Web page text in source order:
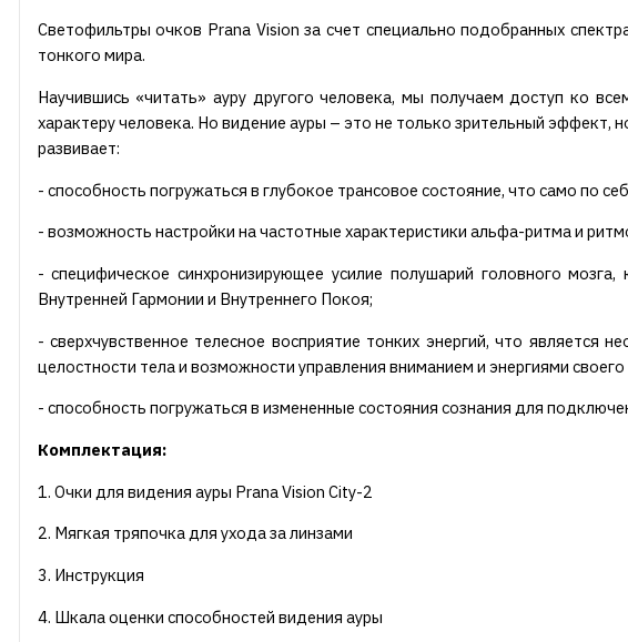
Светофильтры очков Prana Vision за счет специально подобранных
тонкого мира.
Научившись «читать» ауру другого человека, мы получаем доступ ко
характеру человека. Но видение ауры – это не только зрительный эффект,
развивает:
- способность погружаться в глубокое трансовое состояние, что само по
- возможность настройки на частотные характеристики альфа-ритма и
- специфическое синхронизирующее усилие полушарий головного
Внутренней Гармонии и Внутреннего Покоя;
- сверхчувственное телесное восприятие тонких энергий, что
целостности тела и возможности управления вниманием и энергиями своего
- способность погружаться в измененные состояния сознания для
Комплектация:
1. Очки для видения ауры Prana Vision City-2
2. Мягкая тряпочка для ухода за линзами
3. Инструкция
4. Шкала оценки способностей видения ауры